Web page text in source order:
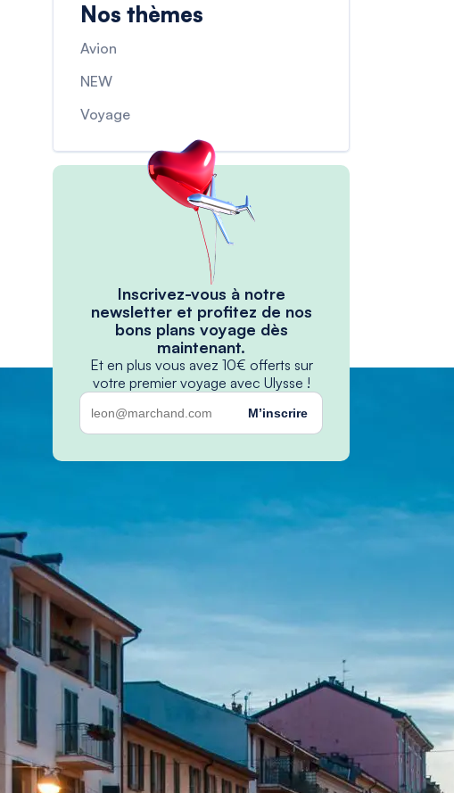
Nos thèmes
Avion
NEW
Voyage
Inscrivez-vous à notre
newsletter et profitez de nos
bons plans voyage dès
maintenant.
Et en plus vous avez 10€ offerts sur
votre premier voyage avec Ulysse !
M’inscrire